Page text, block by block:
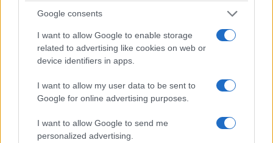
Google consents
I want to allow Google to enable storage
related to advertising like cookies on web or
device identifiers in apps.
I want to allow my user data to be sent to
Google for online advertising purposes.
I want to allow Google to send me
personalized advertising.